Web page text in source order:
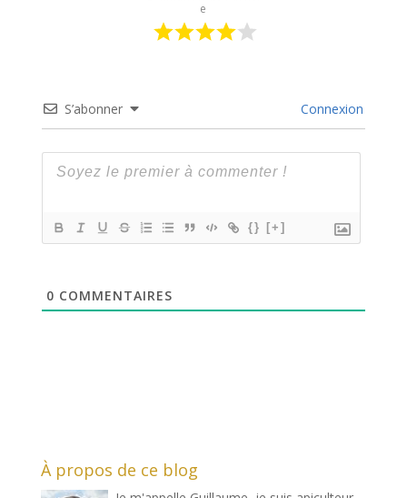
e
S’abonner Connexion
{} [+]
0 COMMENTAIRES
À propos de ce blog